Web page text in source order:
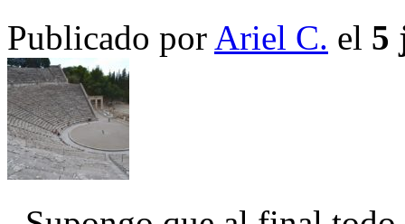
Publicado por Ariel C. el 5